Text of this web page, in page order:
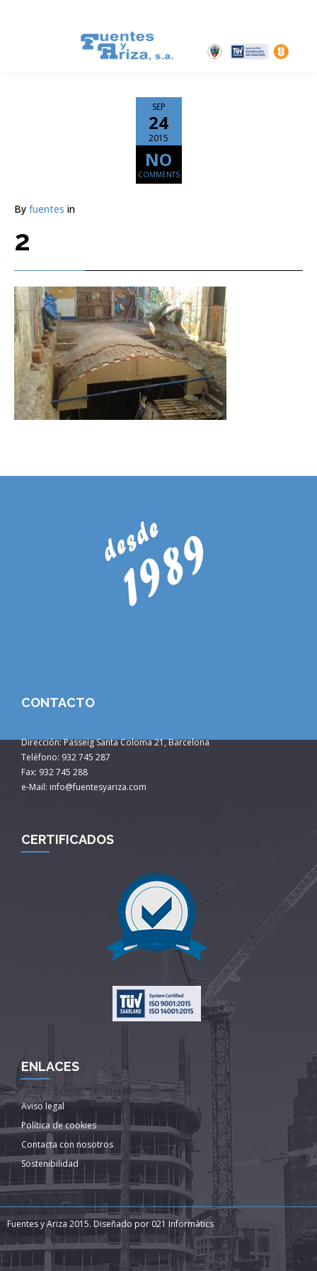
SEP
24
2015
NO
COMMENTS
By fuentes in
2
CONTACTO
Dirección: Passeig Santa Coloma 21, Barcelona
Teléfono: 932 745 287
Fax: 932 745 288
e-Mail: info@fuentesyariza.com
CERTIFICADOS
ENLACES
Aviso legal
Política de cookies
Contacta con nosotros
Sostenibilidad
Fuentes y Ariza 2015. Diseñado por 021 Informàtics